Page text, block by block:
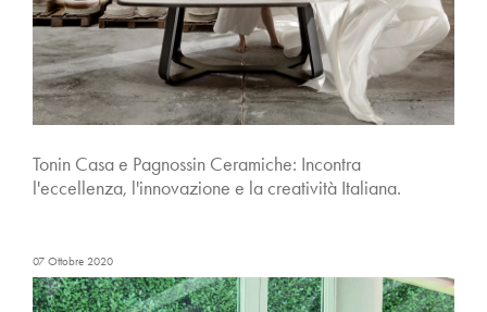
Tonin Casa e Pagnossin Ceramiche: Incontra
l'eccellenza, l'innovazione e la creatività Italiana.
07 Ottobre 2020